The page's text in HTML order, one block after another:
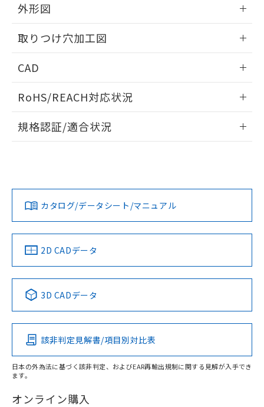
外形図
取りつけ穴加工図
CAD
ドすることができます。
ログイン/会員登録
ダウンロードデータをご利用いただく前に、以下を必ずお読
みください。
ソフトウェアの使用条件
RoHS/REACH対応状況
EU RoHS 注意事項・凡例
対応済み
中国 RoHS 注意事項・凡例
Pb Hg Cd Cr(VI)
O
在庫等で未対応品が混在する可能性があります。
規格認証/適合状況
LR型式承認
（イギリス
船舶規格）
DNV型式承認
（ノルウェー
BV型式承認
（フランス
KR型式
（韓国
No No No No
この製品の規格認証/適合状況ページへ
その他の認証はこちらのページからご検索ください
カタログ/データシート/マニュアル
2D CADデータ
3D CADデータ
該非判定見解書/項目別対比表
日本の外為法に基づく該非判定、およびEAR再輸出規制に関する見解が入手でき
ます。
オンライン購入
していることから、特段のことがない限
り、2022年1月12日より割愛しておりま
す。